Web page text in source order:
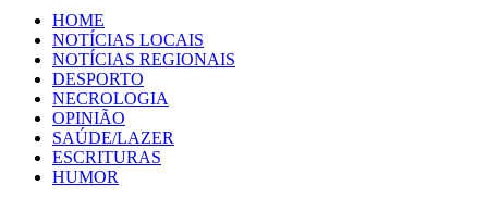
HOME
NOTÍCIAS LOCAIS
NOTÍCIAS REGIONAIS
DESPORTO
NECROLOGIA
OPINIÃO
SAÚDE/LAZER
ESCRITURAS
HUMOR